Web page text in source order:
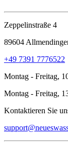
Zeppelinstraße 4
89604
+49 7391 7776522
Montag - Freitag,
Montag - Freitag,
Kontaktieren Sie